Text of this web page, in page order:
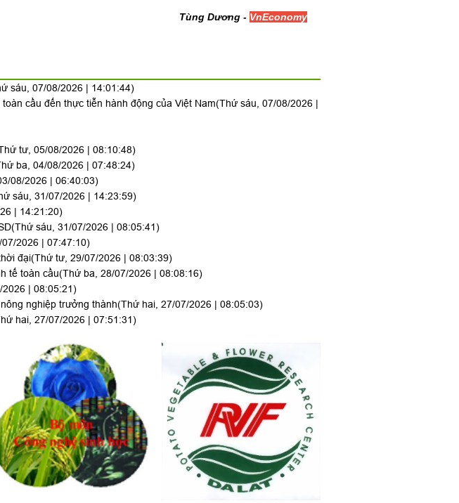
Tùng Dương - VnEconomy
sáu, 07/08/2026 | 14:01:44)
cầu đến thực tiễn hành động của Việt Nam(Thứ sáu, 07/08/2026 |
tư, 05/08/2026 | 08:10:48)
ba, 04/08/2026 | 07:48:24)
08/2026 | 06:40:03)
sáu, 31/07/2026 | 14:23:59)
| 14:21:20)
(Thứ sáu, 31/07/2026 | 08:05:41)
2026 | 07:47:10)
đại(Thứ tư, 29/07/2026 | 08:03:39)
tế toàn cầu(Thứ ba, 28/07/2026 | 08:08:16)
| 08:05:21)
nghiệp trưởng thành(Thứ hai, 27/07/2026 | 08:05:03)
hai, 27/07/2026 | 07:51:31)